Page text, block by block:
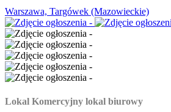
Warszawa, Targówek (Mazowieckie)
Lokal Komercyjny lokal biurowy